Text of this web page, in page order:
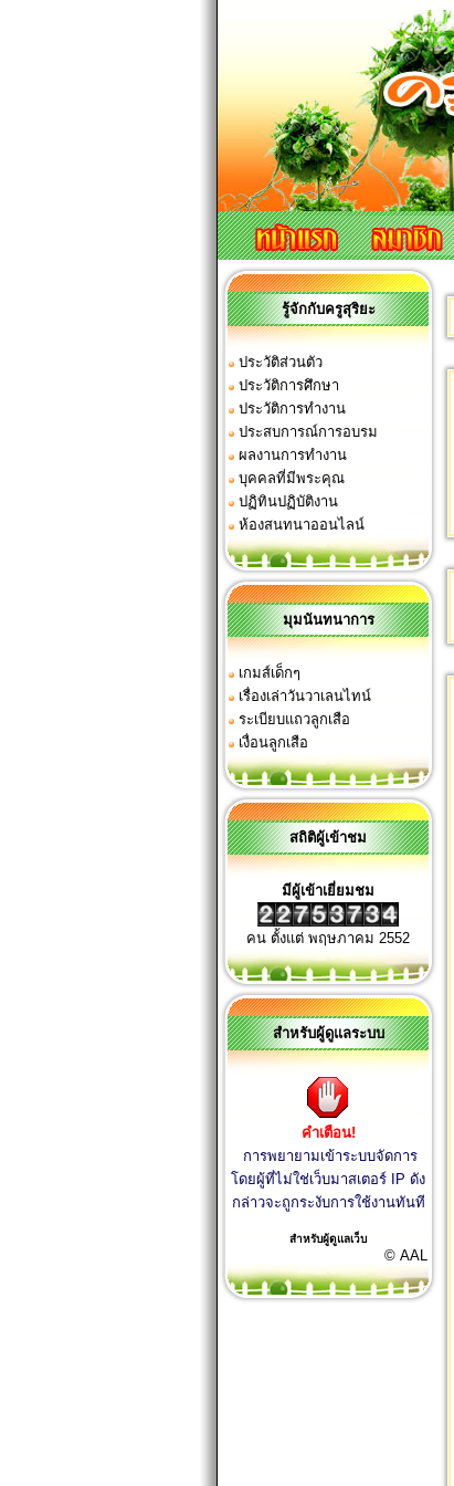
รู้จักกับครูสุริยะ
ประวัติส่วนตัว
ประวัติการศึกษา
ประวัติการทำงาน
ประสบการณ์การอบรม
ผลงานการทำงาน
บุคคลที่มีพระคุณ
ปฏิทินปฏิบัติงาน
ห้องสนทนาออนไลน์
มุมนันทนาการ
เกมส์เด็กๆ
เรื่องเล่าวันวาเลนไทน์
ระเบียบแถวลูกเสือ
เงื่อนลูกเสือ
สถิติผู้เข้าชม
มีผู้เข้าเยี่ยมชม
คน ตั้งแต่ พฤษภาคม 2552
สำหรับผู้ดูแลระบบ
คำเตือน!
การพยายามเข้าระบบจัดการ
โดยผู้ที่ไม่ใช่เว็บมาสเตอร์ IP ดัง
กล่าวจะถูกระงับการใช้งานทันที
สำหรับผู้ดูแลเว็บ
© AAL